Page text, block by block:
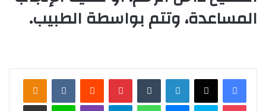
المساعدة، وتتم بواسطة الطبيب.
لينكدإن بينتيريست
سكايب واتساب لاين